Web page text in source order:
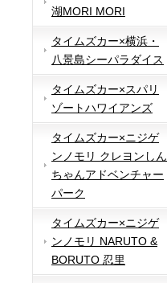
湖MORI MORI
タイムズカー×横浜・
八景島シーパラダイス
タイムズカー×スパリ
ゾートハワイアンズ
タイムズカー×ニジゲ
ンノモリ クレヨンしん
ちゃんアドベンチャー
パーク
タイムズカー×ニジゲ
ンノモリ NARUTO &
BORUTO 忍里